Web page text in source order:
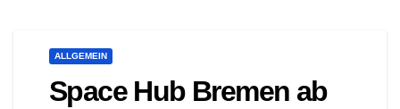
ALLGEMEIN
Space Hub Bremen ab